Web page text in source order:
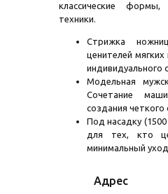
Адрес
классические
техники.
Стрижка
ценителей
индивидуального
Модельная
Сочетание
создания четкого
Под насадку
для тех, кто
минимальный